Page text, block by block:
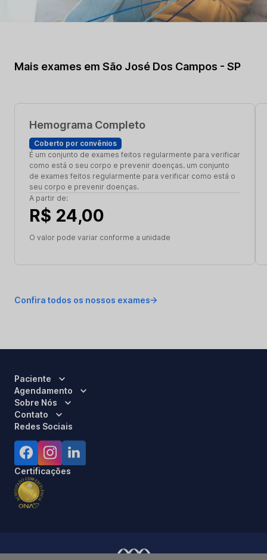
Mais exames em São José Dos Campos - SP
Hemograma Completo
Coberto por convênios
É um conjunto de exames feitos regularmente para verificar
como está o seu corpo e prevenir doenças. um conjunto
de exames feitos regularmente para verificar como está o
seu corpo e prevenir doenças.
A partir de:
R$ 24,00
O valor pode variar conforme a unidade
Confira todos os nossos exames
Paciente
Agendamento
Sobre Nós
Contato
Redes Sociais
Certificações